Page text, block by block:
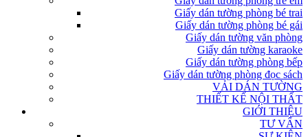
Giấy dán tường phòng bé trai
Giấy dán tường phòng bé gái
Giấy dán tường văn phòng
Giấy dán tường karaoke
Giấy dán tường phòng bếp
Giấy dán tường phòng đọc sách
VẢI DÁN TƯỜNG
THIẾT KẾ NỘI THẤT
GIỚI THIỆU
TƯ VẤN